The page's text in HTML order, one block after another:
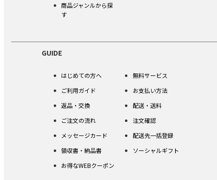
商品ジャンルから探
す
GUIDE
はじめての方へ
ご利用ガイド
返品・交換
ご注文の流れ
メッセージカード
領収書・納品書
お得なWEBクーポン
無料サービス
お支払い方法
配送・送料
注文確認
配送先一括登録
ソーシャルギフト